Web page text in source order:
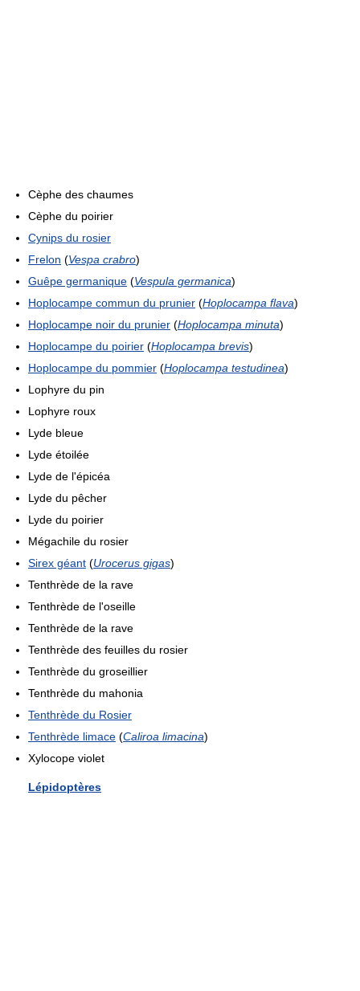
Cèphe des chaumes
Cèphe du poirier
Cynips du rosier
Frelon (Vespa crabro)
Guêpe germanique (Vespula germanica)
Hoplocampe commun du prunier (Hoplocampa flava)
Hoplocampe noir du prunier (Hoplocampa minuta)
Hoplocampe du poirier (Hoplocampa brevis)
Hoplocampe du pommier (Hoplocampa testudinea)
Lophyre du pin
Lophyre roux
Lyde bleue
Lyde étoilée
Lyde de l'épicéa
Lyde du pêcher
Lyde du poirier
Mégachile du rosier
Sirex géant (Urocerus gigas)
Tenthrède de la rave
Tenthrède de l'oseille
Tenthrède de la rave
Tenthrède des feuilles du rosier
Tenthrède du groseillier
Tenthrède du mahonia
Tenthrède du Rosier
Tenthrède limace (Caliroa limacina)
Xylocope violet
Lépidoptères